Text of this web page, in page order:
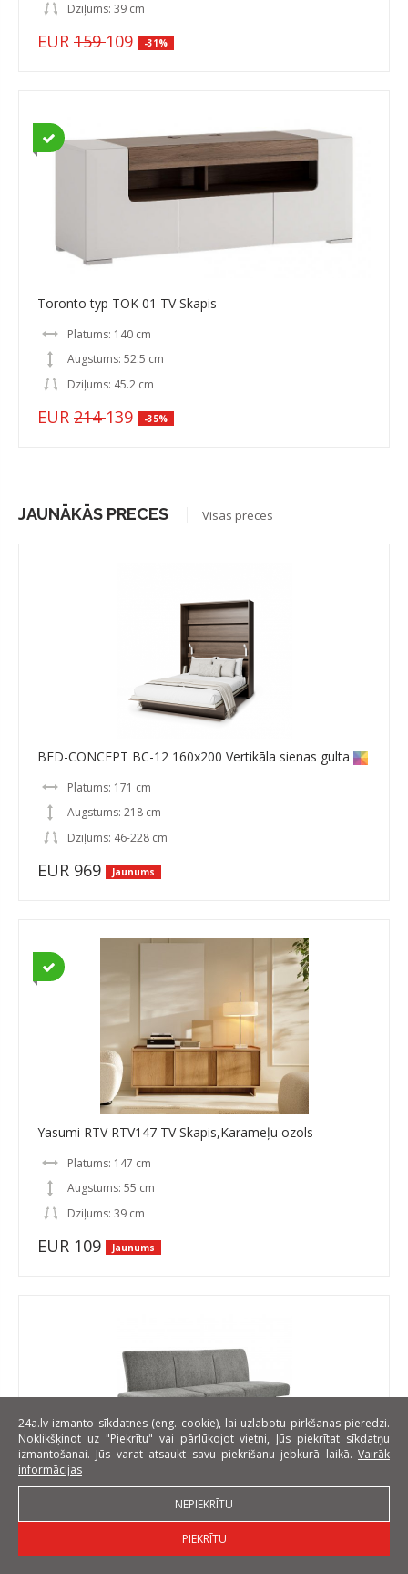
Dziļums: 39 cm
EUR 159109 -31%
Toronto typ TOK 01 TV Skapis
Platums: 140 cm
Augstums: 52.5 cm
Dziļums: 45.2 cm
EUR 214139 -35%
JAUNĀKĀS PRECES Visas preces
BED-CONCEPT BC-12 160x200 Vertikāla sienas gulta
Platums: 171 cm
Augstums: 218 cm
Dziļums: 46-228 cm
EUR 969 Jaunums
Yasumi RTV RTV147 TV Skapis,Karameļu ozols
Platums: 147 cm
Augstums: 55 cm
Dziļums: 39 cm
EUR 109 Jaunums
Velto Virtuves sols,Raven 7
24a.lv izmanto sīkdatnes (eng. cookie), lai uzlabotu pirkšanas pieredzi.
Noklikšķinot uz "Piekrītu" vai pārlūkojot vietni, Jūs piekrītat sīkdatņu
izmantošanai. Jūs varat atsaukt savu piekrišanu jebkurā laikā. Vairāk
informācijas
NEPIEKRĪTU
PIEKRĪTU